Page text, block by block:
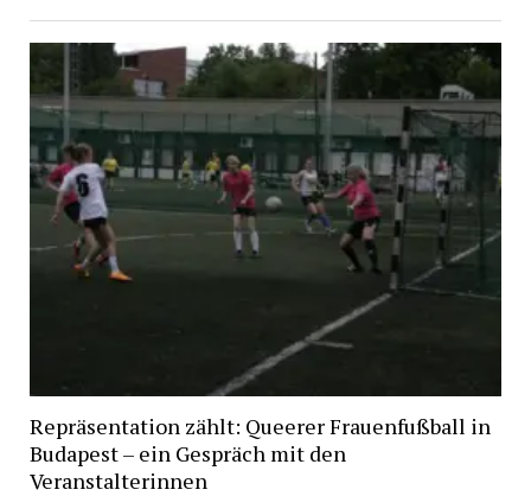
Repräsentation zählt: Queerer Frauenfußball in
Budapest – ein Gespräch mit den
Veranstalterinnen